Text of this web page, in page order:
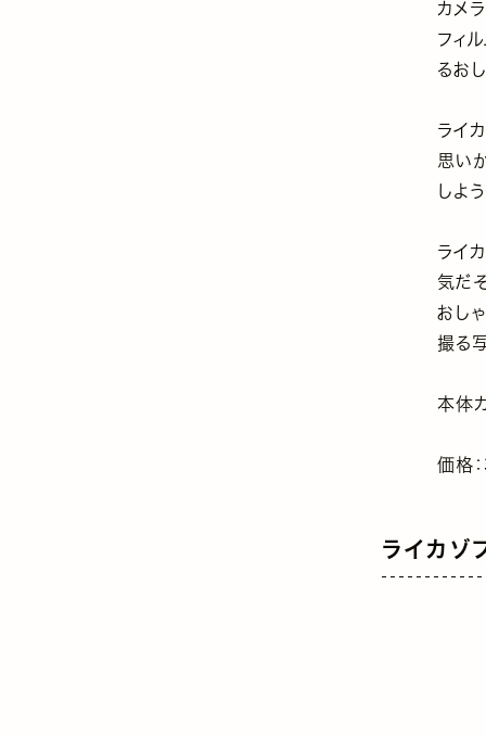
カメ
フィ
るお
ライ
思い
しよ
ライ
気だ
おし
撮る
本体
価格
ライカゾ